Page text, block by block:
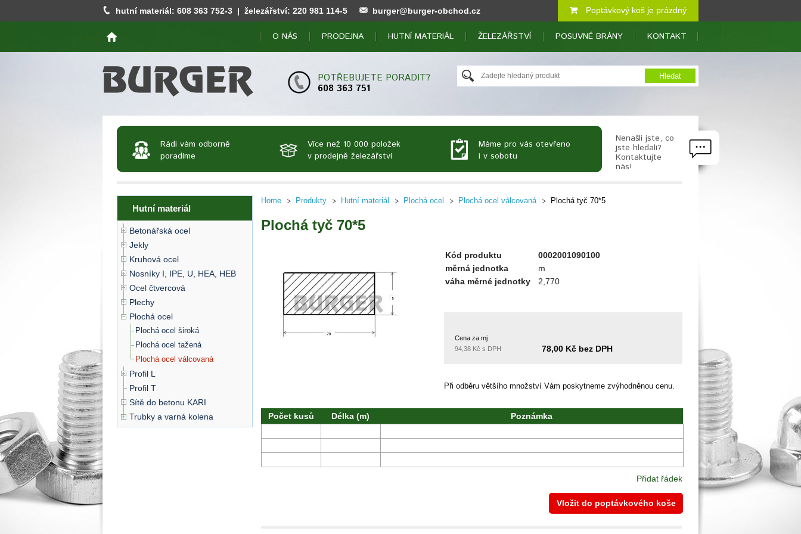
hutní materiál: 608 363 752-3 | železářství: 220 981 114-5 burger@burger-obchod.cz Poptávkový koš je prázdný
O NÁS PRODEJNA HUTNÍ MATERIÁL ŽELEZÁŘSTVÍ POSUVNÉ BRÁNY KONTAKT
POTŘEBUJETE PORADIT?
608 363 751
Rádi vám odborně
poradíme
Více než 10 000 položek
v prodejně železářství
Máme pro vás otevřeno
i v sobotu
Nenašli jste, co
jste hledali?
Kontaktujte
nás!
Hutní materiál
Betonářská ocel
Jekly
Kruhová ocel
Nosníky I, IPE, U, HEA, HEB
Ocel čtvercová
Plechy
Plochá ocel
Plochá ocel široká
Plochá ocel tažená
Plochá ocel válcovaná
Profil L
Profil T
Sítě do betonu KARI
Trubky a varná kolena
Home Produkty Hutní materiál Plochá ocel Plochá ocel válcovaná Plochá tyč 70*5
Plochá tyč 70*5
Kód produktu
0002001090100
měrná jednotka
m
váha měrné jednotky
2,770
Cena za mj
94,38 Kč s DPH
78,00 Kč bez DPH
Při odběru většího množství Vám poskytneme zvýhodněnou cenu.
Počet kusů Délka (m) Poznámka
Přidat řádek
Vložit do poptávkového koše